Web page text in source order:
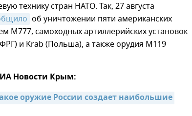
технику стран НАТО. Так, 27 августа
об уничтожении пяти американских
М777, самоходных артиллерийских установок
и Krab (Польша), а также орудия М119
Новости Крым:
оружие России создает наибольшие